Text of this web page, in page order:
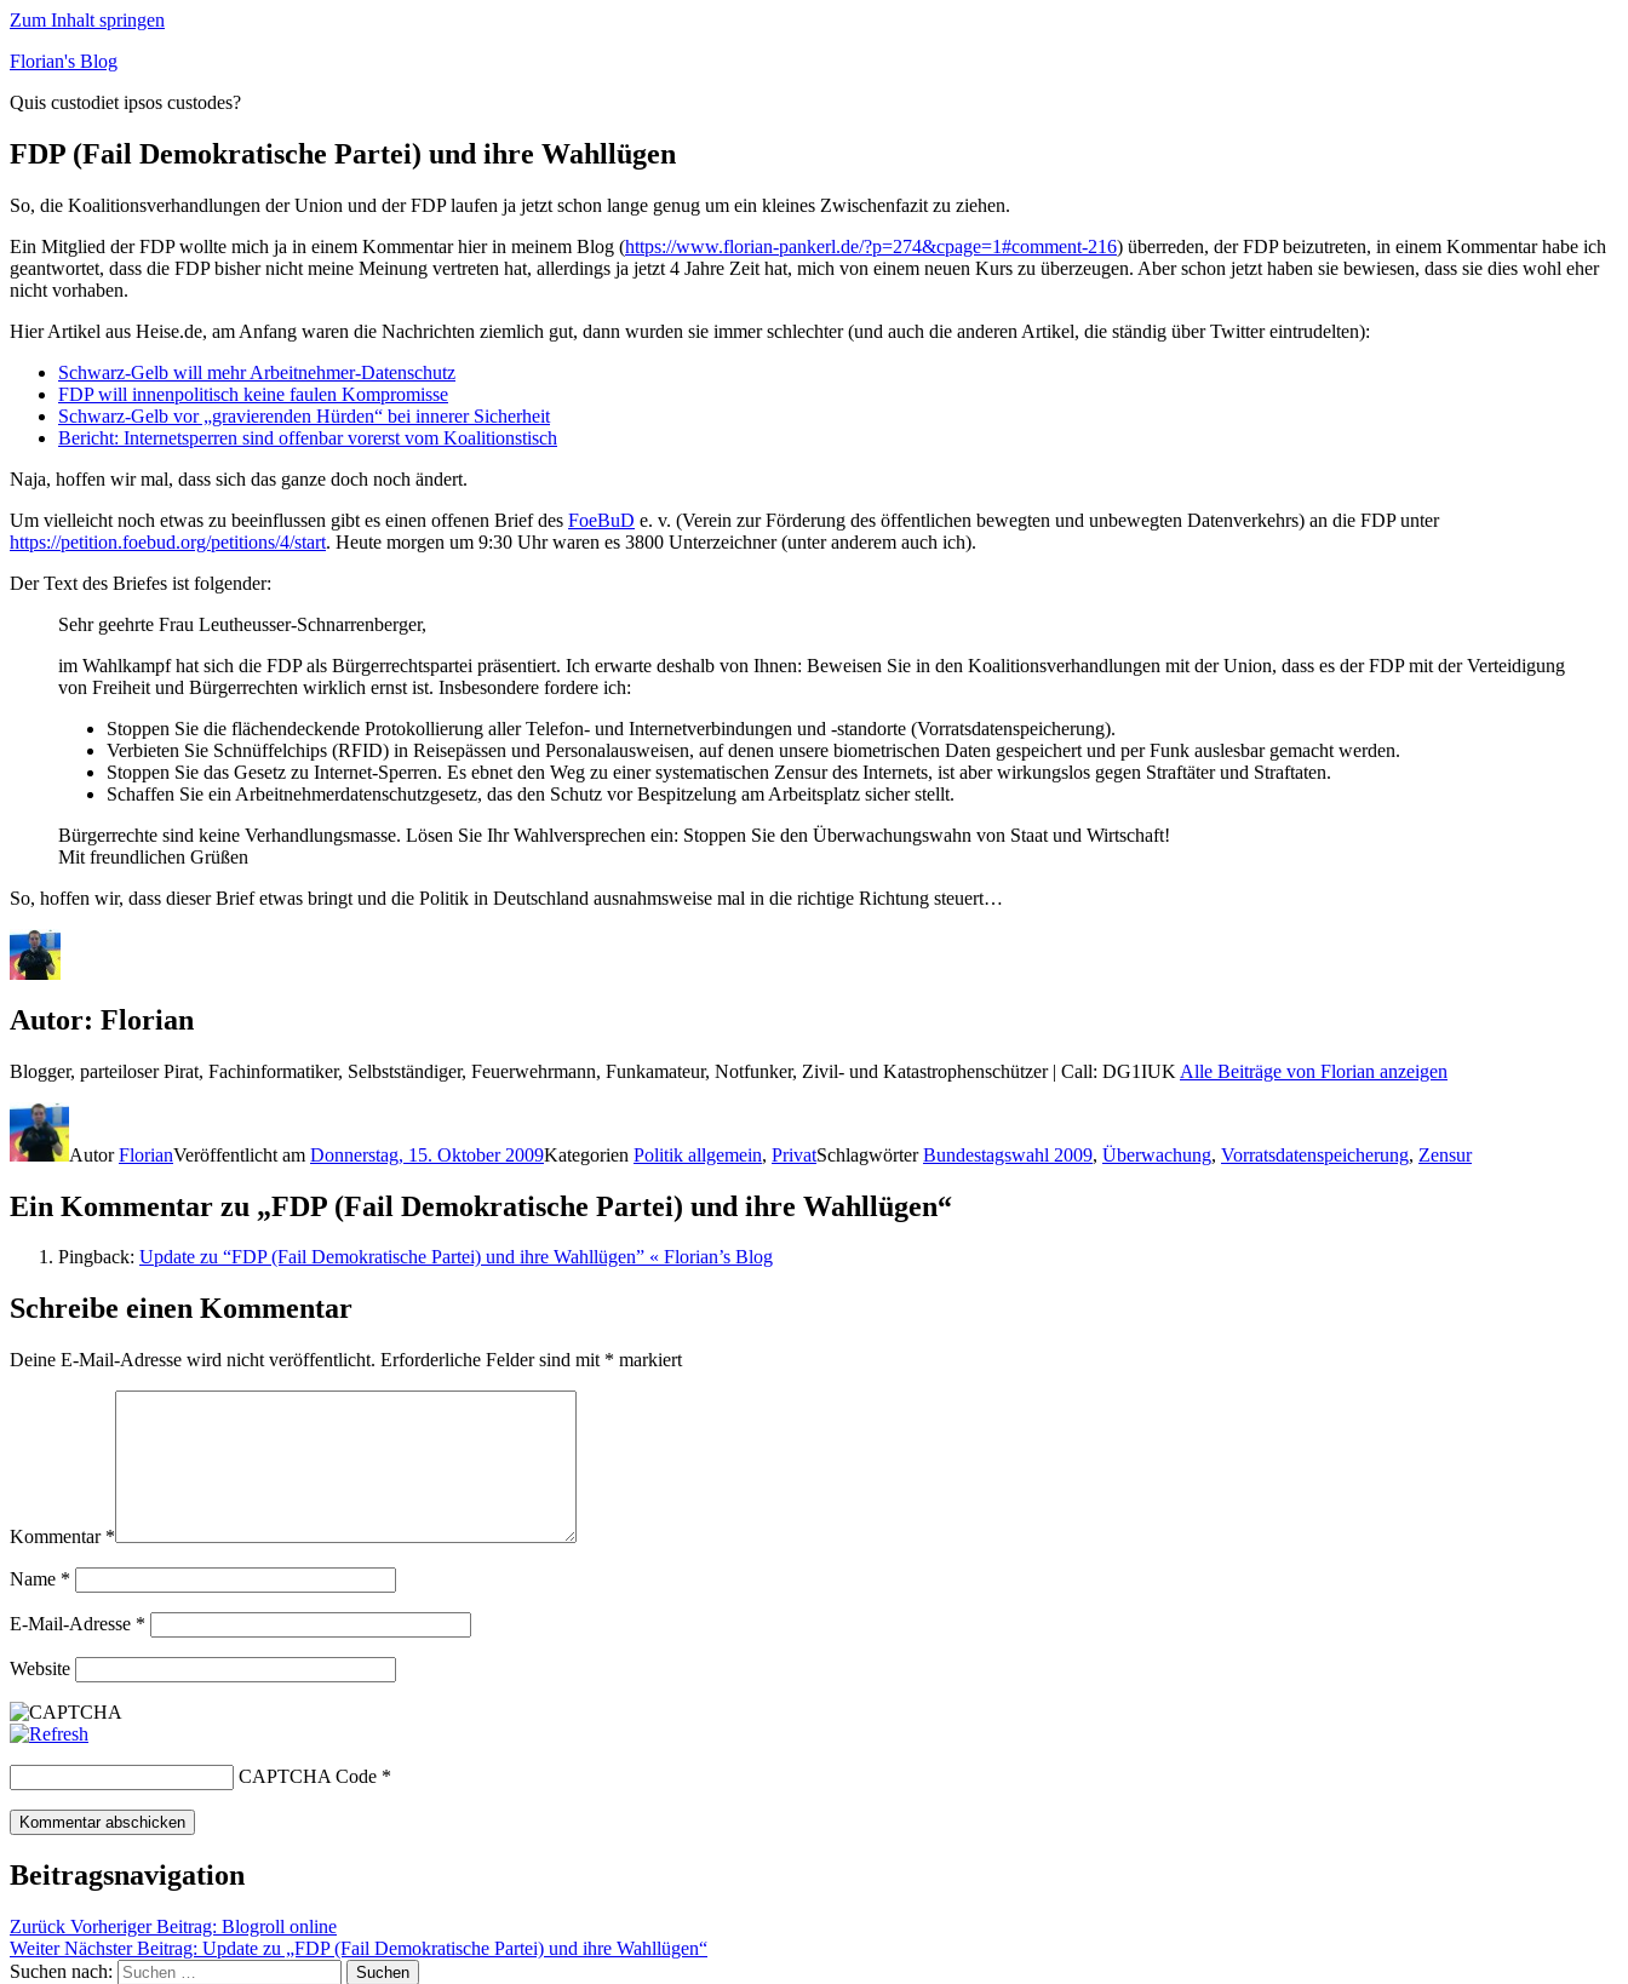
Zum Inhalt springen
Florian's Blog
Quis custodiet ipsos custodes?
FDP (Fail Demokratische Partei) und ihre Wahllügen
So, die Koalitionsverhandlungen der Union und der FDP laufen ja jetzt schon lange genug um ein kleines Zwischenfazit zu ziehen.
Ein Mitglied der FDP wollte mich ja in einem Kommentar hier in meinem Blog (https://www.florian-pankerl.de/?p=274&cpage=1#comment-216) überreden, der FDP beizutreten, in einem Kommentar habe ich
geantwortet, dass die FDP bisher nicht meine Meinung vertreten hat, allerdings ja jetzt 4 Jahre Zeit hat, mich von einem neuen Kurs zu überzeugen. Aber schon jetzt haben sie bewiesen, dass sie dies wohl eher
nicht vorhaben.
Hier Artikel aus Heise.de, am Anfang waren die Nachrichten ziemlich gut, dann wurden sie immer schlechter (und auch die anderen Artikel, die ständig über Twitter eintrudelten):
Schwarz-Gelb will mehr Arbeitnehmer-Datenschutz
FDP will innenpolitisch keine faulen Kompromisse
Schwarz-Gelb vor „gravierenden Hürden“ bei innerer Sicherheit
Bericht: Internetsperren sind offenbar vorerst vom Koalitionstisch
Naja, hoffen wir mal, dass sich das ganze doch noch ändert.
Um vielleicht noch etwas zu beeinflussen gibt es einen offenen Brief des FoeBuD e. v. (Verein zur Förderung des öffentlichen bewegten und unbewegten Datenverkehrs) an die FDP unter
https://petition.foebud.org/petitions/4/start. Heute morgen um 9:30 Uhr waren es 3800 Unterzeichner (unter anderem auch ich).
Der Text des Briefes ist folgender:
Sehr geehrte Frau Leutheusser-Schnarrenberger,
im Wahlkampf hat sich die FDP als Bürgerrechtspartei präsentiert. Ich erwarte deshalb von Ihnen: Beweisen Sie in den Koalitionsverhandlungen mit der Union, dass es der FDP mit der Verteidigung
von Freiheit und Bürgerrechten wirklich ernst ist. Insbesondere fordere ich:
Stoppen Sie die flächendeckende Protokollierung aller Telefon- und Internetverbindungen und -standorte (Vorratsdatenspeicherung).
Verbieten Sie Schnüffelchips (RFID) in Reisepässen und Personalausweisen, auf denen unsere biometrischen Daten gespeichert und per Funk auslesbar gemacht werden.
Stoppen Sie das Gesetz zu Internet-Sperren. Es ebnet den Weg zu einer systematischen Zensur des Internets, ist aber wirkungslos gegen Straftäter und Straftaten.
Schaffen Sie ein Arbeitnehmerdatenschutzgesetz, das den Schutz vor Bespitzelung am Arbeitsplatz sicher stellt.
Bürgerrechte sind keine Verhandlungsmasse. Lösen Sie Ihr Wahlversprechen ein: Stoppen Sie den Überwachungswahn von Staat und Wirtschaft!
Mit freundlichen Grüßen
So, hoffen wir, dass dieser Brief etwas bringt und die Politik in Deutschland ausnahmsweise mal in die richtige Richtung steuert…
Autor: Florian
Blogger, parteiloser Pirat, Fachinformatiker, Selbstständiger, Feuerwehrmann, Funkamateur, Notfunker, Zivil- und Katastrophenschützer | Call: DG1IUK Alle Beiträge von Florian anzeigen
AutorFlorianVeröffentlicht am Donnerstag, 15. Oktober 2009Kategorien Politik allgemein, PrivatSchlagwörterBundestagswahl 2009, Überwachung, Vorratsdatenspeicherung, Zensur
Ein Kommentar zu „FDP (Fail Demokratische Partei) und ihre Wahllügen“
Pingback: Update zu “FDP (Fail Demokratische Partei) und ihre Wahllügen” « Florian’s Blog
Schreibe einen Kommentar
Deine E-Mail-Adresse wird nicht veröffentlicht. Erforderliche Felder sind mit * markiert
Kommentar *
Name *
E-Mail-Adresse *
Website
CAPTCHA Code *
Beitragsnavigation
Zurück Vorheriger Beitrag: Blogroll online
Weiter Nächster Beitrag: Update zu „FDP (Fail Demokratische Partei) und ihre Wahllügen“
Suchen nach:
Suchen